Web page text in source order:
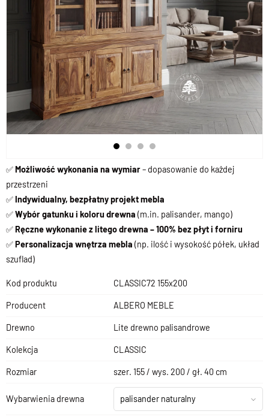
✅Możliwość wykonania na wymiar– dopasowanie do każdej
przestrzeni
✅Indywidualny, bezpłatny projekt mebla
✅Wybór gatunku i koloru drewna (m.in. palisander, mango)
✅Ręczne wykonanie z litego drewna – 100% bez płyt i forniru
✅Personalizacja wnętrza mebla (np. ilość i wysokość półek, układ
szuflad)
Kod produktu CLASSIC72 155x200
Producent ALBERO MEBLE
Drewno Lite drewno palisandrowe
Kolekcja CLASSIC
Rozmiar szer. 155 / wys. 200 / gł. 40 cm
Wybarwienia drewna palisander naturalny